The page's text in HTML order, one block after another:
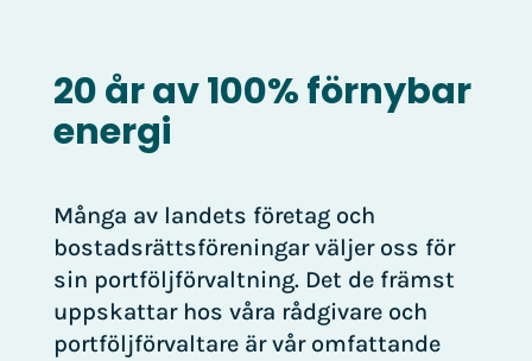
20 år av 100% förnybar
energi
Många av landets företag och
bostadsrättsföreningar väljer oss för
sin portföljförvaltning. Det de främst
uppskattar hos våra rådgivare och
portföljförvaltare är vår omfattande